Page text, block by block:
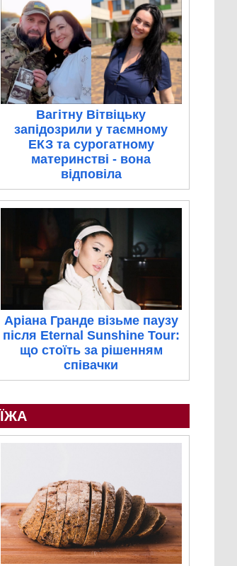
Вагітну Вітвіцьку
запідозрили у таємному
ЕКЗ та сурогатному
материнстві - вона
відповіла
Аріана Гранде візьме паузу
після Eternal Sunshine Tour:
що стоїть за рішенням
співачки
ЇЖА